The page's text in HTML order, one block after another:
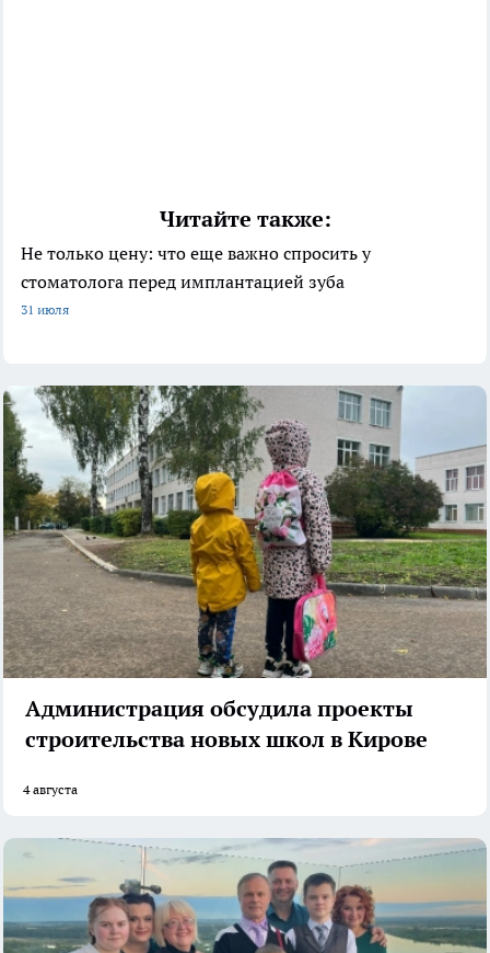
Читайте также:
Не только цену: что еще важно спросить у
стоматолога перед имплантацией зуба
31 июля
Администрация обсудила проекты
строительства новых школ в Кирове
4 августа